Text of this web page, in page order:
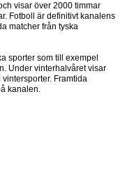
visar över 2000 timmar
Fotboll är definitivt kanalens
matcher från tyska
sporter som till exempel
Under vinterhalvåret visar
Framtida
kanalen.